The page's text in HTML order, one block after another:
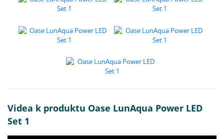
Videa k produktu Oase LunAqua Power LED
Set 1